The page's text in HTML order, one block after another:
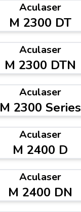
Aculaser
M 2300 DT
Aculaser
M 2300 DTN
Aculaser
M 2300 Series
Aculaser
M 2400 D
Aculaser
M 2400 DN